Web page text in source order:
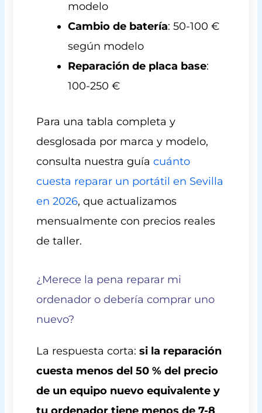
modelo
Cambio de batería: 50-100 €
según modelo
Reparación de placa base:
100-250 €
Para una tabla completa y
desglosada por marca y modelo,
consulta nuestra guíacuánto
cuesta reparar un portátil en Sevilla
en 2026, que actualizamos
mensualmente con precios reales
de taller.
¿Merece la pena reparar mi
ordenador o debería comprar uno
nuevo?
La respuesta corta:si la reparación
cuesta menos del 50 % del precio
de un equipo nuevo equivalente y